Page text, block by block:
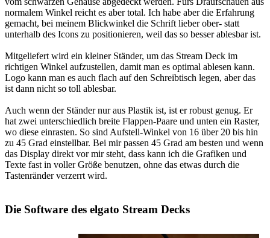
normalem Winkel reicht es aber total. Ich habe aber die Erfahrung
gemacht, bei meinem Blickwinkel die Schrift lieber ober- statt
unterhalb des Icons zu positionieren, weil das so besser ablesbar ist.
Mitgeliefert wird ein kleiner Ständer, um das Stream Deck im
richtigen Winkel aufzustellen, damit man es optimal ablesen kann.
Logo kann man es auch flach auf den Schreibtisch legen, aber das
ist dann nicht so toll ablesbar.
Auch wenn der Ständer nur aus Plastik ist, ist er robust genug. Er
hat zwei unterschiedlich breite Flappen-Paare und unten ein Raster,
wo diese einrasten. So sind Aufstell-Winkel von 16 über 20 bis hin
zu 45 Grad einstellbar. Bei mir passen 45 Grad am besten und wenn
das Display direkt vor mir steht, dass kann ich die Grafiken und
Texte fast in voller Größe benutzen, ohne das etwas durch die
Tastenränder verzerrt wird.
Die Software des elgato Stream Decks